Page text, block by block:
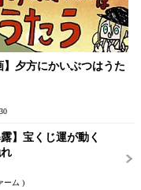
】夕方にかいぶつはうた
】宝くじ運が動く
ーム )